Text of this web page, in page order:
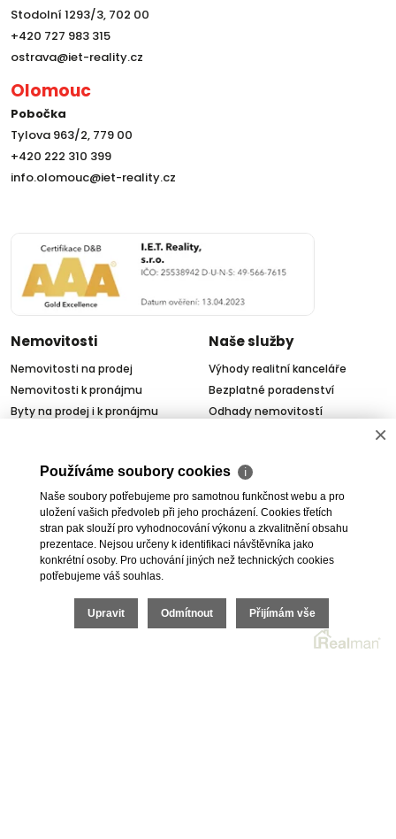
Stodolní 1293/3, 702 00
+420 727 983 315
ostrava@iet-reality.cz
Olomouc
Pobočka
Tylova 963/2, 779 00
+420 222 310 399
info.olomouc@iet-reality.cz
Nemovitosti
Nemovitosti na prodej
Nemovitosti k pronájmu
Byty na prodej i k pronájmu
Kanceláře
Obchody
Naše služby
Výhody realitní kanceláře
Bezplatné poradenství
Odhady nemovitostí
Úschovy kupních cen
Právní servis
Služby developerům
Pojištění
O nás
O společnosti
Kariéra v realitách
×
Používáme soubory cookies ℹ
Naše soubory potřebujeme pro samotnou funkčnost webu a pro
uložení vašich předvoleb při jeho procházení. Cookies třetích
stran pak slouží pro vyhodnocování výkonu a zkvalitnění obsahu
prezentace. Nejsou určeny k identifikaci návštěvníka jako
konkrétní osoby. Pro uchování jiných než technických cookies
potřebujeme váš souhlas.
Upravit Odmítnout Přijímám vše